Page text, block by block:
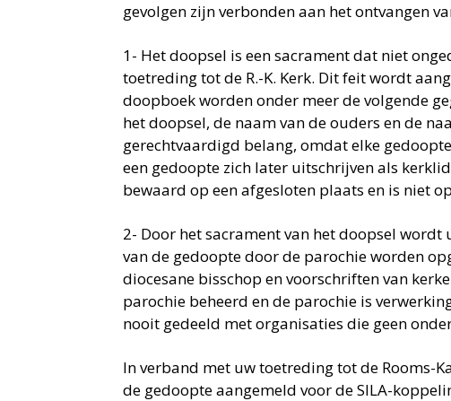
gevolgen zijn verbonden aan het ontvangen
1- Het doopsel is een sacrament dat niet
toetreding tot de R.-K. Kerk. Dit feit wordt
doopboek worden onder meer de volgende
het doopsel, de naam van de ouders en de
gerechtvaardigd belang, omdat elke
een gedoopte zich later uitschrijven als
bewaard op een afgesloten plaats en is niet
2- Door het sacrament van het doopsel wordt
van de gedoopte door de parochie worden
diocesane bisschop en voorschriften van
parochie beheerd en de parochie is
nooit gedeeld met organisaties die geen
In verband met uw toetreding tot de Rooms-
de gedoopte aangemeld voor de SILA-